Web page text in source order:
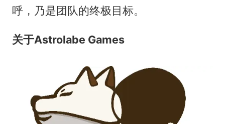
呼，乃是团队的终极目标。
关于Astrolabe Games